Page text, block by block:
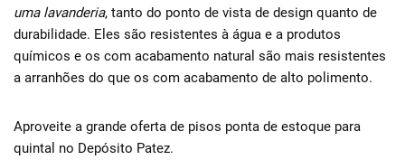
uma lavanderia, tanto do ponto de vista de design quanto de
durabilidade. Eles são resistentes à água e a produtos
químicos e os com acabamento natural são mais resistentes
a arranhões do que os com acabamento de alto polimento.
Aproveite a grande oferta de pisos ponta de estoque para
quintal no Depósito Patez.